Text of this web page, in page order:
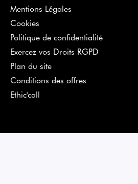
Mentions Légales
Cookies
Politique de confidentialité
Exercez vos Droits RGPD
Plan du site
Conditions des offres
Ethic'call